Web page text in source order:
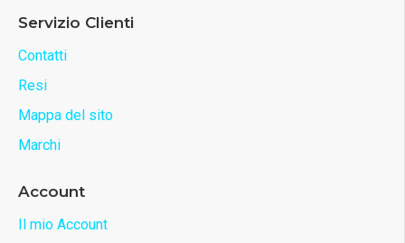
Servizio Clienti
Contatti
Resi
Mappa del sito
Marchi
Account
Il mio Account